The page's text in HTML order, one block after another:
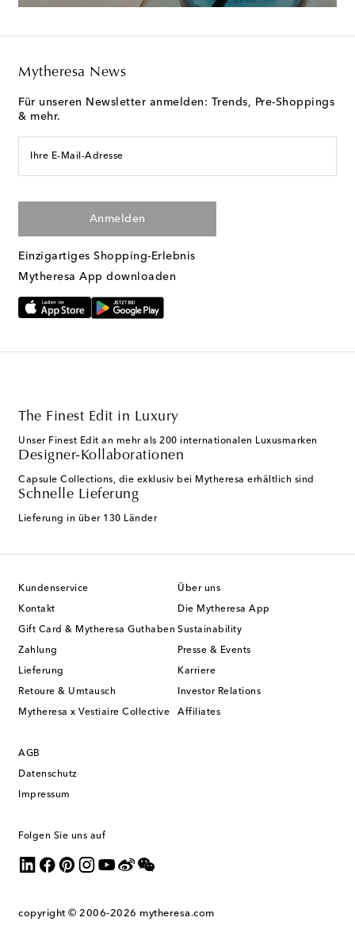
Mytheresa News
Für unseren Newsletter anmelden: Trends, Pre-Shoppings
& mehr.
Ihre E-Mail-Adresse
Anmelden
Einzigartiges Shopping-Erlebnis
Mytheresa App downloaden
The Finest Edit in Luxury
Unser Finest Edit an mehr als 200 internationalen Luxusmarken
Designer-Kollaborationen
Capsule Collections, die exklusiv bei Mytheresa erhältlich sind
Schnelle Lieferung
Lieferung in über 130 Länder
Kundenservice
Kontakt
Gift Card & Mytheresa Guthaben
Zahlung
Lieferung
Retoure & Umtausch
Mytheresa x Vestiaire Collective
Über uns
Die Mytheresa App
Sustainability
Presse & Events
Karriere
Investor Relations
Affiliates
AGB
Datenschutz
Impressum
Folgen Sie uns auf
copyright © 2006-2026 mytheresa.com